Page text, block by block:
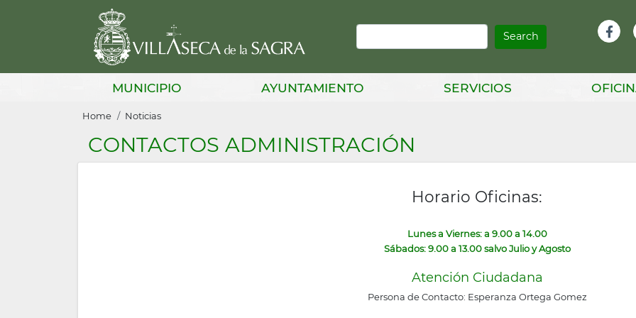
Search
MUNICIPIO AYUNTAMIENTO SERVICIOS
Breadcrumb
Home Noticias
CONTACTOS ADMINISTRACIÓN
Horario Oficinas:
Lunes a Viernes: a 9.00 a 14.00
Sábados: 9.00 a 13.00 salvo Julio y Agosto
Atención Ciudadana
Persona de Contacto: Esperanza Ortega Gomez